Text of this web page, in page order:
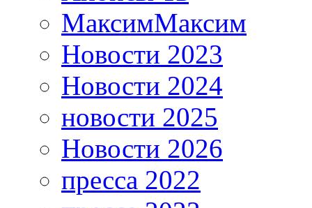
МаксимМаксим
Новости 2023
Новости 2024
новости 2025
Новости 2026
пресса 2022